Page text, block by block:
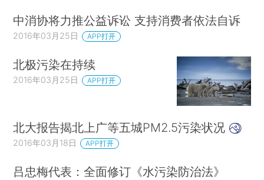
中消协将力推公益诉讼 支持消费者依法自诉
2016年03月25日 APP打开
北极污染在持续
2016年03月25日 APP打开
北大报告揭北上广等五城PM2.5污染状况
2016年03月18日 APP打开
吕忠梅代表：全面修订《水污染防治法》